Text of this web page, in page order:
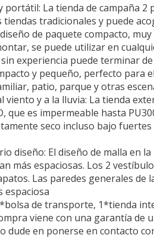
La tienda de campaña 2
tiendas tradicionales y puede
de paquete compacto,
se puede utilizar en
experiencia puede terminar
y pequeño, perfecto para
patio, parque y otras
viento y a la lluvia: La tienda
que es impermeable hasta
seco incluso bajo
diseño: El diseño de malla en
más espaciosas. Los 2
Las paredes generales
espaciosa
de transporte, 1*tienda
viene con una garantía de
dude en ponerse en contacto